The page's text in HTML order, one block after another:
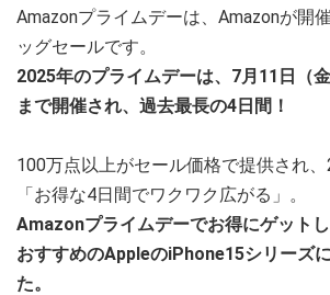
Amazonプライムデーは、Amazonが開
ッグセールです。
2025年のプライムデーは、7月11日（
まで開催され、過去最長の4日間！
100万点以上がセール価格で提供され
「お得な4日間でワクワク広がる」。
Amazonプライムデーでお得にゲット
おすすめのAppleのiPhone15シリーズ
た。